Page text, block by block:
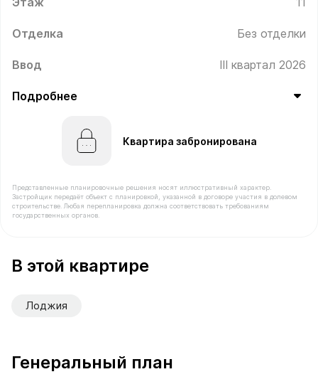
Отделка Без отделки
Ввод III квартал 2026
Подробнее
Квартира забронирована
Представленные планировочные решения носят иллюстративный характер.
Застройщик передаёт объект с планировкой, указанной в договоре участия в долевом
строительстве. Любая перепланировка должна соответствовать требованиям
государственных органов.
В этой квартире
Лоджия
Генеральный план